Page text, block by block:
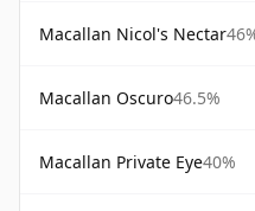
Macallan Nicol's Nectar
Macallan Oscuro46.5%
Macallan Private Eye40%